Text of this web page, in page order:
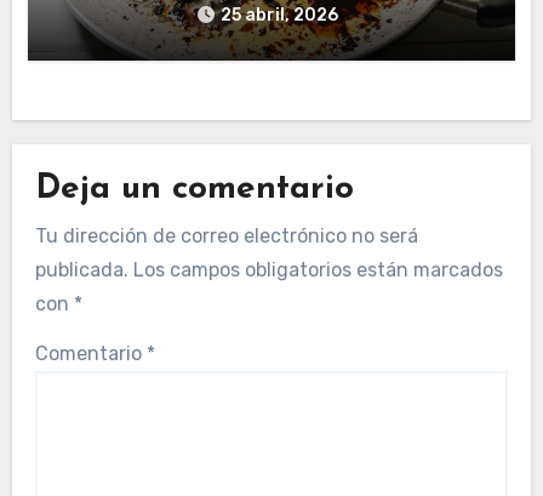
25 abril, 2026
Deja un comentario
Tu dirección de correo electrónico no será
publicada. Los campos obligatorios están marcados
con *
Comentario *